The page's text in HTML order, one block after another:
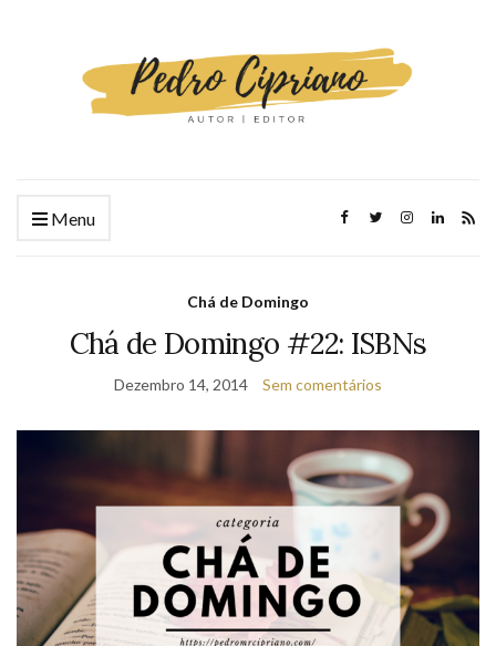
Menu
Chá de Domingo
Chá de Domingo #22: ISBNs
Dezembro 14, 2014 Sem comentários